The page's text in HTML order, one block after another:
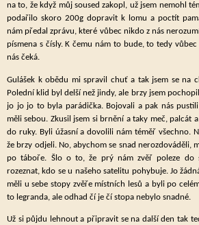
na to, že když můj soused zakopl, už jsem nemohl
podařilo skoro 200g dopravit k lomu a poctít
nám předal zprávu, které vůbec nikdo z nás
písmena s čísly. K čemu nám to bude, to tedy
nás čeká.
Gulášek k obědu mi spravil chuť a tak jsem se na
Polední klid byl delší než jindy, ale brzy jsem
jo jo jo to byla parádička. Bojovali a pak nás
měli sebou. Zkusil jsem si brnění a taky meč, palcát
do ruky. Byli úžasní a dovolili nám téměř všechno.
že brzy odjeli. No, abychom se snad nerozdováděli,
po táboře. Šlo o to, že prý nám zvěř poleze do
rozeznat, kdo se u našeho satelitu pohybuje. Jo
měli u sebe stopy zvěře místních lesů a byli po
to legranda, ale odhad čí je čí stopa nebylo snadné.
Už si půjdu lehnout a připravit se na další den tak